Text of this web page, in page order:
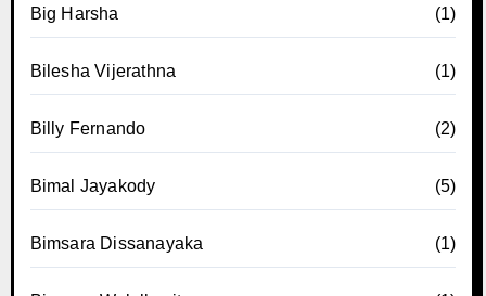
Big Harsha (1)
Bilesha Vijerathna (1)
Billy Fernando (2)
Bimal Jayakody (5)
Bimsara Dissanayaka (1)